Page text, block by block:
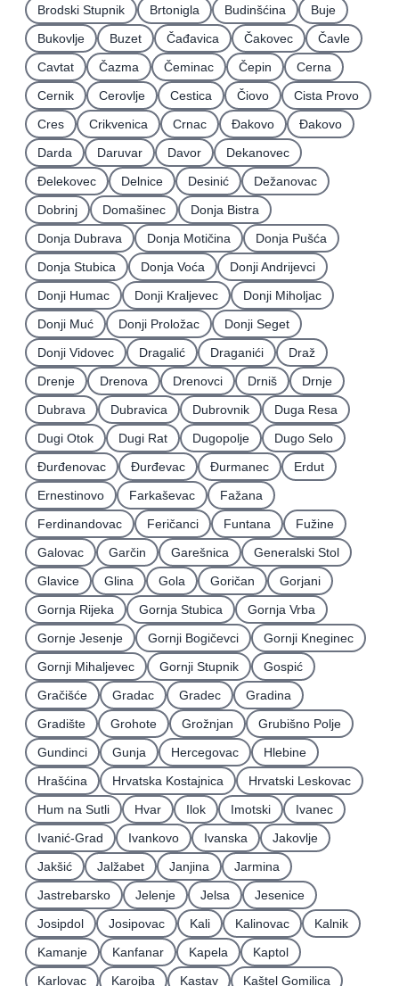
Brodski Stupnik
Brtonigla Budinšćina
Buje
Bukovlje
Buzet Čađavica Čakovec
Čavle
Cavtat
Čazma Čeminac Čepin
Cerna
Cernik
Cerovlje Cestica Čiovo
Cista Provo
Cres
Crikvenica Crnac Đakovo
Ðakovo
Darda
Daruvar Davor
Dekanovec
Ðelekovec
Delnice Desinić
Dežanovac
Dobrinj
Domašinec
Donja Bistra
Donja Dubrava
Donja Motičina
Donja Pušća
Donja Stubica
Donja Voća
Donji Andrijevci
Donji Humac
Donji Kraljevec
Donji Miholjac
Donji Muć
Donji Proložac
Donji Seget
Donji Vidovec
Dragalić Draganići
Draž
Drenje
Drenova Drenovci Drniš
Drnje
Dubrava
Dubravica Dubrovnik
Duga Resa
Dugi Otok
Dugi Rat Dugopolje
Dugo Selo
Ðurđenovac
Ðurđevac Ðurmanec
Erdut
Ernestinovo
Farkaševac
Fažana
Ferdinandovac
Feričanci Funtana
Fužine
Galovac
Garčin Garešnica
Generalski Stol
Glavice
Glina Gola Goričan
Gorjani
Gornja Rijeka
Gornja Stubica
Gornja Vrba
Gornje Jesenje
Gornji Bogičevci
Gornji Kneginec
Gornji Mihaljevec
Gornji Stupnik
Gospić
Gračišće
Gradac Gradec
Gradina
Gradište
Grohote Grožnjan
Grubišno Polje
Gundinci
Gunja Hercegovac
Hlebine
Hrašćina
Hrvatska Kostajnica
Hrvatski Leskovac
Hum na Sutli
Hvar Ilok Imotski
Ivanec
Ivanić-Grad
Ivankovo Ivanska
Jakovlje
Jakšić
Jalžabet Janjina
Jarmina
Jastrebarsko
Jelenje Jelsa
Jesenice
Josipdol
Josipovac Kali Kalinovac
Kalnik
Kamanje
Kanfanar Kapela
Kaptol
Karlovac
Karojba Kastav Kaštel Gomilica